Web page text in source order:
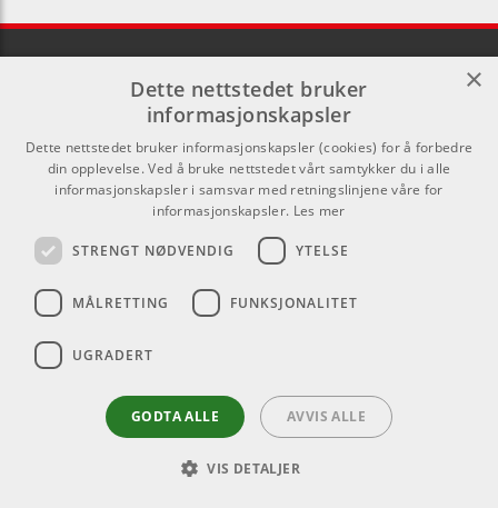
Lenker
Om oss
Varemerker
Logg inn
GDPR & Cookies
Kontakt
Som privatperson kan du ikke
kjøpe på denne nettsiden, alt salg
skjer gjennom våre forhandlere.
×
Dette nettstedet bruker
informasjonskapsler
Dette nettstedet bruker informasjonskapsler (cookies) for å forbedre
din opplevelse. Ved å bruke nettstedet vårt samtykker du i alle
informasjonskapsler i samsvar med retningslinjene våre for
informasjonskapsler. Les mer
STRENGT NØDVENDIG YTELSE
MÅLRETTING FUNKSJONALITET
UGRADERT
GODTA ALLE AVVIS ALLE
VIS DETALJER